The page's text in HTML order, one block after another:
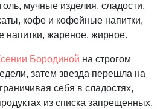
мучные изделия, сладости,
кофе и кофейные напитки,
напитки, жареное, жирное.
Бородиной на строгом
затем звезда перешла на
себя в сладостях,
из списка запрещенных,